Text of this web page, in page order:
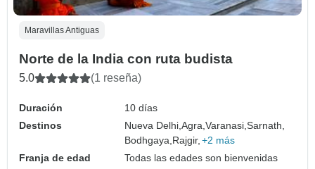
Maravillas Antiguas
Norte de la India con ruta budista
5.0 (1 reseña)
Duración
10 días
Destinos
Nueva Delhi,Agra,Varanasi,Sarnath,
Bodhgaya, Rajgir, +2 más
Franja de edad
Todas las edades son bienvenidas